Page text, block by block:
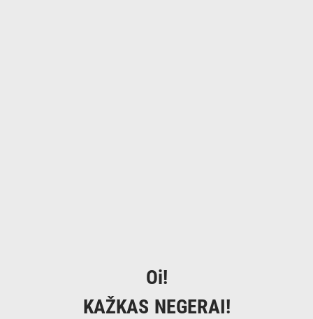
Oi!
KAŽKAS NEGERAI!